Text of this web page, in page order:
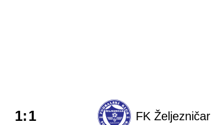
FK Željezničar
1:1